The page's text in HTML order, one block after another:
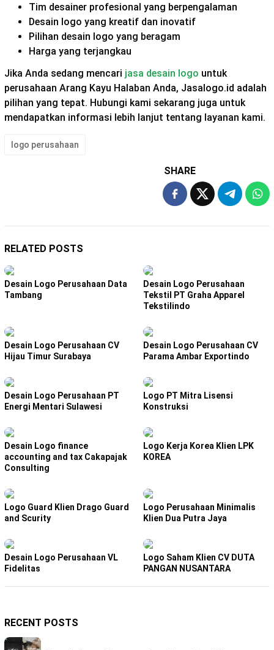
Tim desainer profesional yang berpengalaman
Desain logo yang kreatif dan inovatif
Pilihan desain logo yang beragam
Harga yang terjangkau
Jika Anda sedang mencari jasa desain logo untuk
perusahaan Arang Kayu Halaban Anda, Jasalogo.id adalah
pilihan yang tepat. Hubungi kami sekarang juga untuk
mendapatkan informasi lebih lanjut tentang layanan kami.
logo perusahaan
SHARE
RELATED POSTS
Desain Logo Perusahaan Data
Tambang
Desain Logo Perusahaan
Tekstil PT Graha Apparel
Tekstilindo
Desain Logo Perusahaan CV
Hijau Timur Surabaya
Desain Logo Perusahaan CV
Parama Ambar Exportindo
Desain Logo Perusahaan PT
Energi Mentari Sulawesi
Logo PT Mitra Lisensi
Konstruksi
Desain Logo finance
accounting and tax Cakapajak
Consulting
Logo Kerja Korea Klien LPK
KOREA
Logo Guard Klien Drago Guard
and Scurity
Logo Perusahaan Minimalis
Klien Dua Putra Jaya
Desain Logo Perusahaan VL
Fidelitas
Logo Saham Klien CV DUTA
PANGAN NUSANTARA
RECENT POSTS